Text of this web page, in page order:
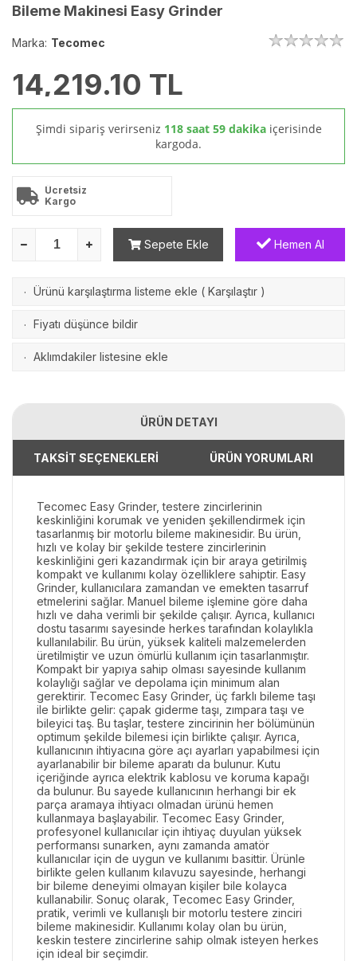
Bileme Makinesi Easy Grinder
Marka: Tecomec
14,219.10 TL
Şimdi sipariş verirseniz 118 saat 59 dakika içerisinde
kargoda.
Ücretsiz
Kargo
Sepete Ekle Hemen Al
· Ürünü karşılaştırma listeme ekle ( Karşılaştır )
· Fiyatı düşünce bildir
· Aklımdakiler listesine ekle
ÜRÜN DETAYI
TAKSİT SEÇENEKLERİ ÜRÜN YORUMLARI
Tecomec Easy Grinder, testere zincirlerinin
keskinliğini korumak ve yeniden şekillendirmek için
tasarlanmış bir motorlu bileme makinesidir. Bu ürün,
hızlı ve kolay bir şekilde testere zincirlerinin
keskinliğini geri kazandırmak için bir araya getirilmiş
kompakt ve kullanımı kolay özelliklere sahiptir. Easy
Grinder, kullanıcılara zamandan ve emekten tasarruf
etmelerini sağlar. Manuel bileme işlemine göre daha
hızlı ve daha verimli bir şekilde çalışır. Ayrıca, kullanıcı
dostu tasarımı sayesinde herkes tarafından kolaylıkla
kullanılabilir. Bu ürün, yüksek kaliteli malzemelerden
üretilmiştir ve uzun ömürlü kullanım için tasarlanmıştır.
Kompakt bir yapıya sahip olması sayesinde kullanım
kolaylığı sağlar ve depolama için minimum alan
gerektirir. Tecomec Easy Grinder, üç farklı bileme taşı
ile birlikte gelir: çapak giderme taşı, zımpara taşı ve
bileyici taş. Bu taşlar, testere zincirinin her bölümünün
optimum şekilde bilemesi için birlikte çalışır. Ayrıca,
kullanıcının ihtiyacına göre açı ayarları yapabilmesi için
ayarlanabilir bir bileme aparatı da bulunur. Kutu
içeriğinde ayrıca elektrik kablosu ve koruma kapağı
da bulunur. Bu sayede kullanıcının herhangi bir ek
parça aramaya ihtiyacı olmadan ürünü hemen
kullanmaya başlayabilir. Tecomec Easy Grinder,
profesyonel kullanıcılar için ihtiyaç duyulan yüksek
performansı sunarken, aynı zamanda amatör
kullanıcılar için de uygun ve kullanımı basittir. Ürünle
birlikte gelen kullanım kılavuzu sayesinde, herhangi
bir bileme deneyimi olmayan kişiler bile kolayca
kullanabilir. Sonuç olarak, Tecomec Easy Grinder,
pratik, verimli ve kullanışlı bir motorlu testere zinciri
bileme makinesidir. Kullanımı kolay olan bu ürün,
keskin testere zincirlerine sahip olmak isteyen herkes
için ideal bir seçimdir.